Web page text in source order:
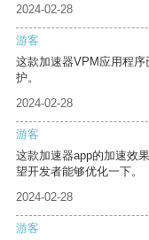
2024-02-28
游客
这款加速器VPM应用程
护。
2024-02-28
游客
这款加速器app的加速效
望开发者能够优化一下。
2024-02-28
游客